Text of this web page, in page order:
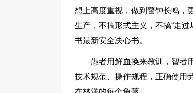
想上高度重视，做到警钟长鸣，
生产，不搞形式主义，不搞“走
书最新安全决心书。
愚者用鲜血换来教训，智者
技术规范、操作规程，正确使用